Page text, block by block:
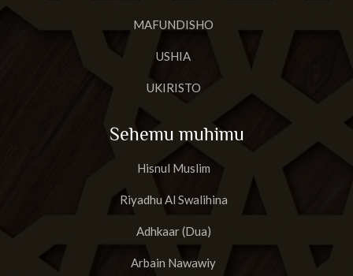
MAFUNDISHO
USHIA
UKIRISTO
Sehemu muhimu
Hisnul Muslim
Riyadhu Al Swalihina
Adhkaar (Dua)
Arbain Nawawiy